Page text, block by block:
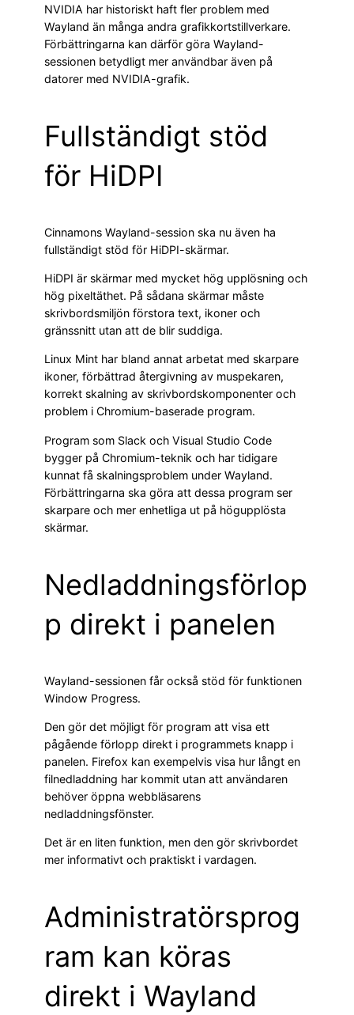
NVIDIA har historiskt haft fler problem med
Wayland än många andra grafikkortstillverkare.
Förbättringarna kan därför göra Wayland-
sessionen betydligt mer användbar även på
datorer med NVIDIA-grafik.
Fullständigt stöd
för HiDPI
Cinnamons Wayland-session ska nu även ha
fullständigt stöd för HiDPI-skärmar.
HiDPI är skärmar med mycket hög upplösning och
hög pixeltäthet. På sådana skärmar måste
skrivbordsmiljön förstora text, ikoner och
gränssnitt utan att de blir suddiga.
Linux Mint har bland annat arbetat med skarpare
ikoner, förbättrad återgivning av muspekaren,
korrekt skalning av skrivbordskomponenter och
problem i Chromium-baserade program.
Program som Slack och Visual Studio Code
bygger på Chromium-teknik och har tidigare
kunnat få skalningsproblem under Wayland.
Förbättringarna ska göra att dessa program ser
skarpare och mer enhetliga ut på högupplösta
skärmar.
Nedladdningsförlop
p direkt i panelen
Wayland-sessionen får också stöd för funktionen
Window Progress.
Den gör det möjligt för program att visa ett
pågående förlopp direkt i programmets knapp i
panelen. Firefox kan exempelvis visa hur långt en
filnedladdning har kommit utan att användaren
behöver öppna webbläsarens
nedladdningsfönster.
Det är en liten funktion, men den gör skrivbordet
mer informativt och praktiskt i vardagen.
Administratörsprog
ram kan köras
direkt i Wayland